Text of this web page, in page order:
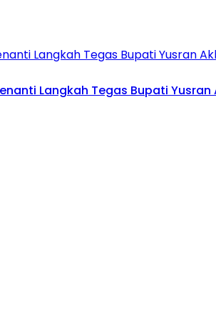
Langkah Tegas Bupati Yusran